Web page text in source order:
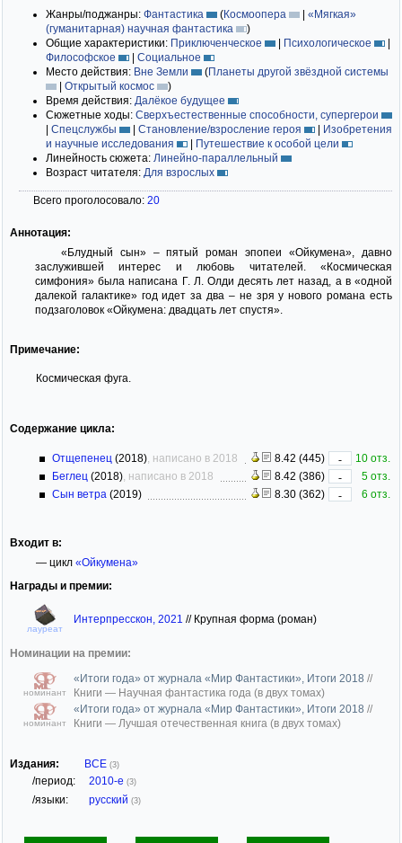
Жанры/поджанры: Фантастика (Космоопера | «Мягкая»
(гуманитарная) научная фантастика
)
Общие характеристики: Приключенческое | Психологическое
|
Философское
| Социальное
Место действия: Вне Земли (Планеты другой звёздной системы
| Открытый космос
)
Время действия: Далёкое будущее
Сюжетные ходы: Сверхъестественные способности, супергерои
| Спецслужбы | Становление/взросление героя | Изобретения
и научные исследования
| Путешествие к особой цели
Линейность сюжета: Линейно-параллельный
Возраст читателя: Для взрослых
Всего проголосовало: 20
Аннотация:
«Блудный сын» – пятый роман эпопеи «Ойкумена», давно
заслужившей интерес и любовь читателей. «Космическая
симфония» была написана Г. Л. Олди десять лет назад, а в «одной
далекой галактике» год идет за два – не зря у нового романа есть
подзаголовок «Ойкумена: двадцать лет спустя».
Примечание:
Космическая фуга.
Содержание цикла:
Отщепенец (2018) , написано в 2018 8.42 (445) -
10 отз.
Беглец (2018) , написано в 2018 8.42 (386) -
5 отз.
Сын ветра (2019) 8.30 (362) - 6 отз.
Входит в:
— цикл «Ойкумена»
Награды и премии:
лауреат
Интерпресскон, 2021 // Крупная форма (роман)
Номинации на премии:
номинант
«Итоги года» от журнала «Мир Фантастики», Итоги 2018 //
Книги — Научная фантастика года (в двух томах)
номинант
«Итоги года» от журнала «Мир Фантастики», Итоги 2018 //
Книги — Лучшая отечественная книга (в двух томах)
Издания: ВСЕ (3)
/период: 2010-е (3)
/языки: русский (3)